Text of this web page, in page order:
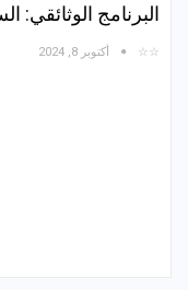
البرنامج الوثائقي:
☆☆ أكتوبر 8, 2024